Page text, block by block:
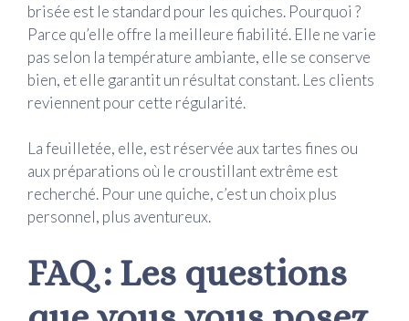
brisée est le standard pour les quiches. Pourquoi ?
Parce qu’elle offre la meilleure fiabilité. Elle ne varie
pas selon la température ambiante, elle se conserve
bien, et elle garantit un résultat constant. Les clients
reviennent pour cette régularité.
La feuilletée, elle, est réservée aux tartes fines ou
aux préparations où le croustillant extrême est
recherché. Pour une quiche, c’est un choix plus
personnel, plus aventureux.
FAQ : Les questions